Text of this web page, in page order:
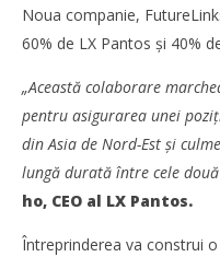
LX Pantos și Sinotrans
transportul de mărfuri
Ghimpu
Noua companie,
60% de LX Pantos și 40%
„Această colaborare
pentru asigurarea unei
din Asia de Nord-Est și
lungă durată între cele două
ho, CEO al LX Pantos.
Întreprinderea va construi